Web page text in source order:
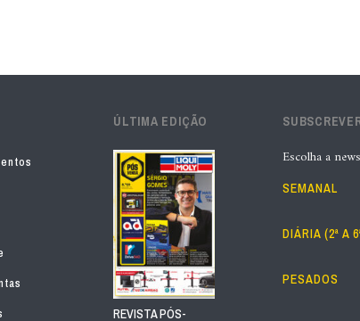
ÚLTIMA EDIÇÃO
REVISTA PÓS-
Escolha a
SEMANAL
DIÁRIA (2ª A
PESADOS